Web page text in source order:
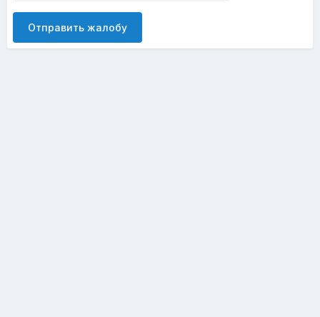
Отправить жалобу